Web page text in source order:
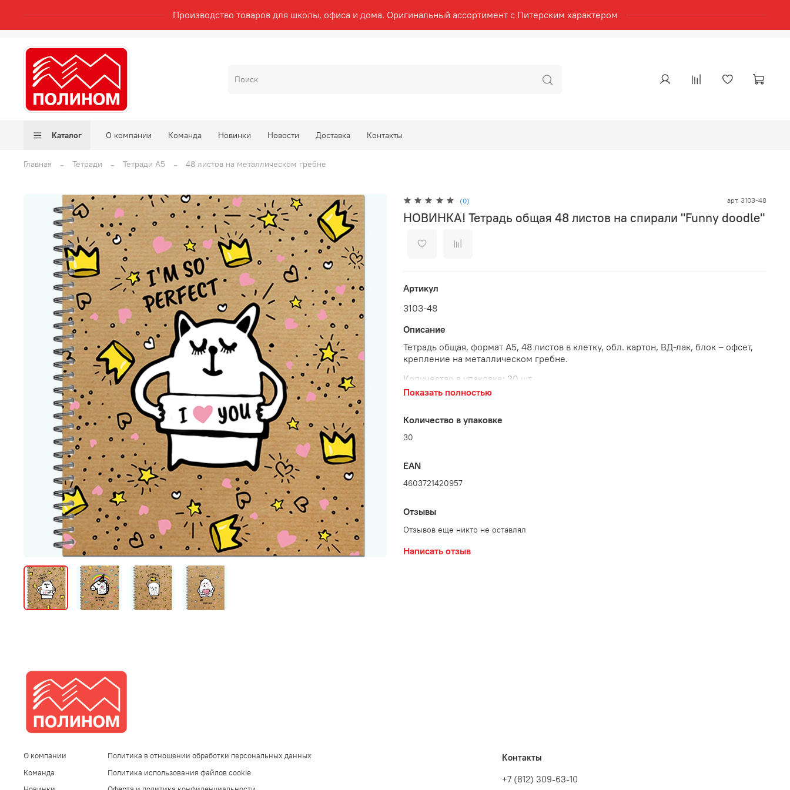
Производство товаров для школы, офиса и дома. Оригинальный ассортимент с Питерским характером
Каталог О компании Команда Новинки Новости Доставка Контакты
Главная Тетради Тетради А5 48 листов на металлическом гребне
(0) арт. 3103-48
НОВИНКА! Тетрадь общая 48 листов на спирали "Funny doodle"
Артикул
3103-48
Описание
Тетрадь общая, формат А5, 48 листов в клетку, обл. картон, ВД-лак, блок – офсет,
крепление на металлическом гребне.
Количество в упаковке: 30 шт.
Показать полностью
Количество в упаковке
30
EAN
4603721420957
Отзывы
Отзывов еще никто не оставлял
Написать отзыв
О компании
Команда
Политика в отношении обработки персональных данных
Политика использования файлов cookie
Контакты
+7 (812) 309-63-10